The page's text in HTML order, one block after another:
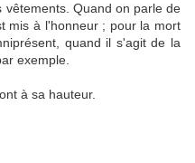
vêtements. Quand on parle de
mis à l'honneur ; pour la mort
quand il s'agit de la
exemple.
à sa hauteur.